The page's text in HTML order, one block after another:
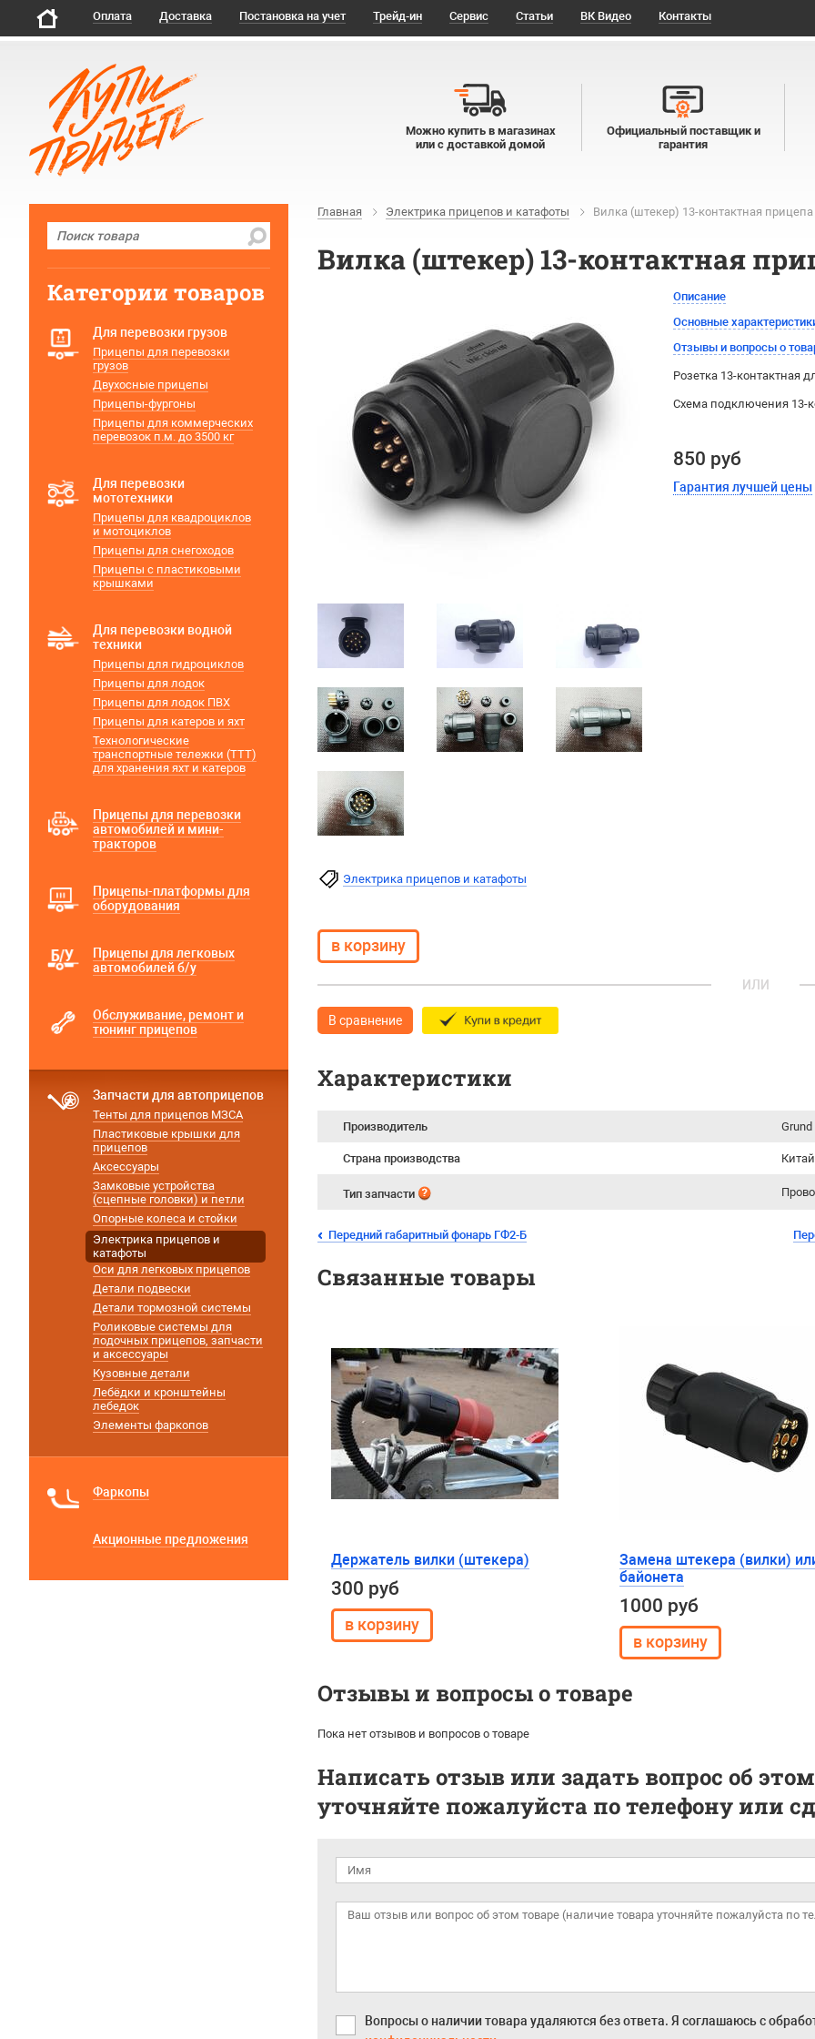
Оплата Доставка Постановка на учет Трейд-ин Сервис Статьи ВК Видео Контакты
Можно купить в магазинах
или с доставкой домой
Официальный поставщик и
гарантия
Главная Электрика прицепов и катафоты Вилка (штекер) 13-контактная прицепа
Вилка (штекер) 13-контактная
Электрика прицепов и катафоты
Описание
Основные
Отзывы и вопросы о
Розетка 13-контактная
Схема подключения 13-
850 руб
Гарантия лучшей цены
ИЛИ
В сравнение
Характеристики
Производитель Grund
Страна производства Китай
Тип запчасти
Передний габаритный фонарь ГФ2-Б
Связанные товары
Держатель вилки (штекера)
300 руб
Замена штекера (вилки)
байонета
1000 руб
Отзывы и вопросы о товаре
Пока нет отзывов и вопросов о товаре
Написать отзыв или задать вопрос об
уточняйте пожалуйста по телефону или
Вопросы о наличии товара удаляются без ответа. Я соглашаюсь с
Категории товаров
Для перевозки грузов
Прицепы для перевозки
грузов
Двухосные прицепы
Прицепы-фургоны
Прицепы для коммерческих
перевозок п.м. до 3500 кг
Для перевозки
мототехники
Прицепы для квадроциклов
и мотоциклов
Прицепы для снегоходов
Прицепы с пластиковыми
крышками
Для перевозки водной
техники
Прицепы для гидроциклов
Прицепы для лодок
Прицепы для лодок ПВХ
Прицепы для катеров и яхт
Технологические
транспортные тележки (ТТТ)
для хранения яхт и катеров
Прицепы для перевозки
автомобилей и мини-
тракторов
Прицепы-платформы для
оборудования
Прицепы для легковых
автомобилей б/у
Обслуживание, ремонт и
тюнинг прицепов
Запчасти для автоприцепов
Тенты для прицепов МЗСА
Пластиковые крышки для
прицепов
Аксессуары
Замковые устройства
(сцепные головки) и петли
Опорные колеса и стойки
Электрика прицепов и
катафоты
Оси для легковых прицепов
Детали подвески
Детали тормозной системы
Роликовые системы для
лодочных прицепов, запчасти
и аксессуары
Кузовные детали
Лебёдки и кронштейны
лебедок
Элементы фаркопов
Фаркопы
Акционные предложения